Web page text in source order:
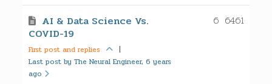
AI & Data Science Vs.
COVID-19
First post and replies
|
Last post by The Neural Engineer, 6 years
ago
6461
6